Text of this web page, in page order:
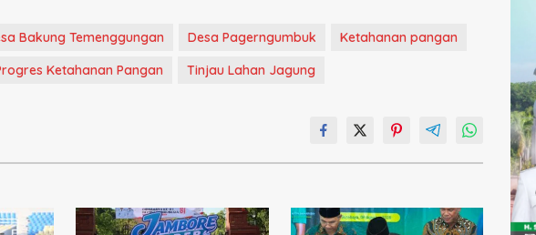
Bakung Temenggungan Desa Pagerngumbuk
Ketahanan pangan
Ketahanan Pangan Tinjau Lahan Jagung